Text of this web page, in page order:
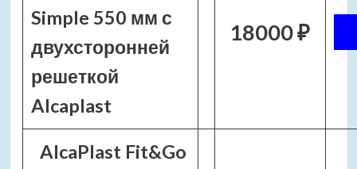
Simple 550 мм с
двухсторонней
решеткой
Alcaplast
18000 ₽
AlcaPlast Fit&Go